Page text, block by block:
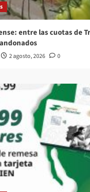
entre las cuotas de
2 agosto, 2026 0